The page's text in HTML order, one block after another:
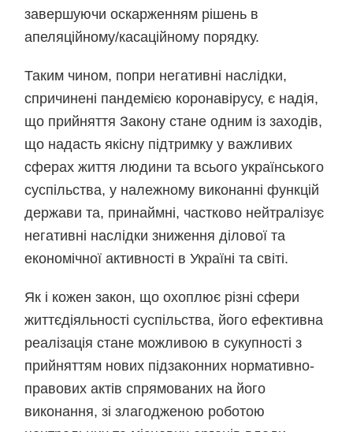
завершуючи оскарженням рішень в
апеляційному/касаційному порядку.
Таким чином, попри негативні наслідки,
спричинені пандемією коронавірусу, є надія,
що прийняття Закону стане одним із заходів,
що надасть якісну підтримку у важливих
сферах життя людини та всього українського
суспільства, у належному виконанні функцій
держави та, принаймні, частково нейтралізує
негативні наслідки зниження ділової та
економічної активності в Україні та світі.
Як і кожен закон, що охоплює різні сфери
життєдіяльності суспільства, його ефективна
реалізація стане можливою в сукупності з
прийняттям нових підзаконних нормативно-
правових актів спрямованих на його
виконання, зі злагодженою роботою